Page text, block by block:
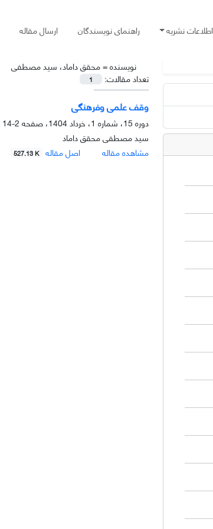
اطلاعات نشریه راهنمای نویسندگان ارسال مقاله
نویسنده =محقق داماد، سید مصطفی
تعداد مقالات:
1
وقف علمی وفرهنگی
دوره 15، شماره 1، خرداد 1404، صفحه
2-14
سید مصطفی محقق داماد
مشاهده مقاله
اصل مقاله 527.13 K